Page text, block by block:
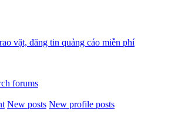
forums
New posts New profile posts